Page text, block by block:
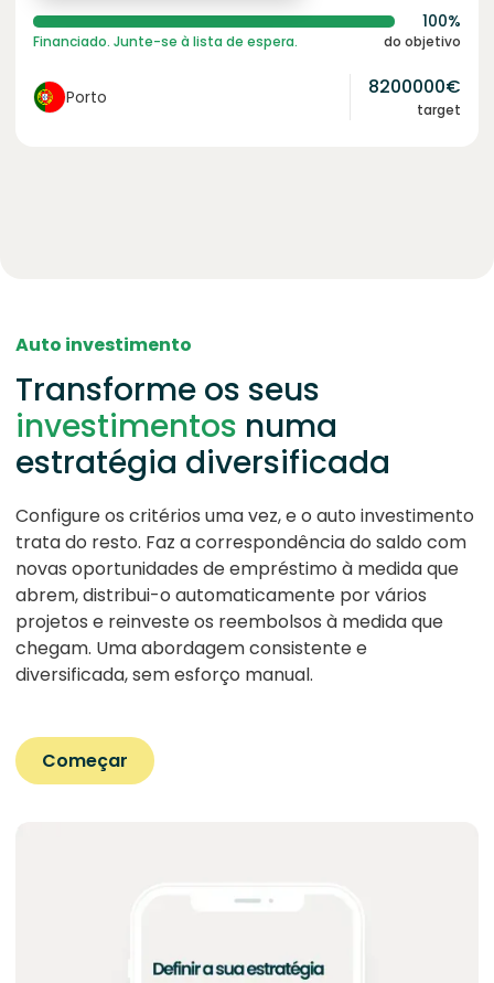
100%
Financiado. Junte-se à lista de espera. do objetivo
Porto 8200000€
target
Auto investimento
Transforme os seus
investimentos numa
estratégia diversificada
Configure os critérios uma vez, e o auto investimento
trata do resto. Faz a correspondência do saldo com
novas oportunidades de empréstimo à medida que
abrem, distribui-o automaticamente por vários
projetos e reinveste os reembolsos à medida que
chegam. Uma abordagem consistente e
diversificada, sem esforço manual.
Começar